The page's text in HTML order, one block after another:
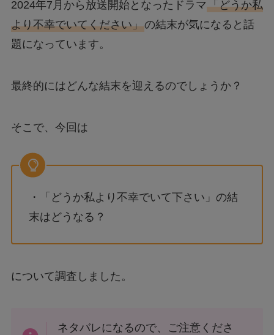
2024年7月から放送開始となったドラマ「どうか私
より不幸でいてください」の結末が気になると話
題になっています。
最終的にはどんな結末を迎えるのでしょうか？
そこで、今回は
・「どうか私より不幸でいて下さい」の結
末はどうなる？
について調査しました。
ネタバレになるので、ご注意くださ